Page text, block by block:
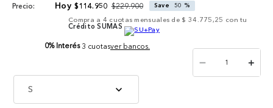
Precio: $114. 950 $229.900 Save 50 %
Compra a 4 cuotas mensuales de $ 34.775,25 con tu
Crédito SUMAS
0% Interés 3 cuotasver bancos.
S
＋
－